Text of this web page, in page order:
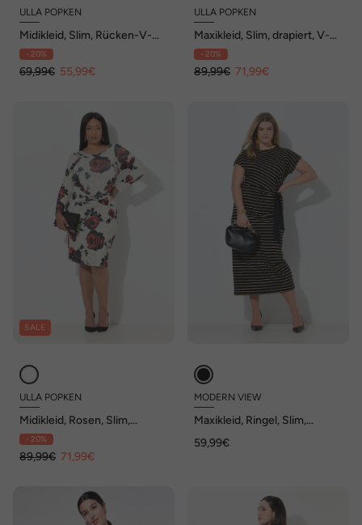
ULLA POPKEN
Midikleid, Slim, Rücken-V-
Ausschnitt, Langarm
- 20%
69,99€ 55,99€
ULLA POPKEN
Maxikleid, Slim, drapiert, V-
Ausschnitt, Dolmanärmel
- 20%
89,99€ 71,99€
SALE
ULLA POPKEN
Midikleid, Rosen, Slim,
Rücken-V-Ausschnitt,
Langarm
- 20%
89,99€ 71,99€
MODERN VIEW
Maxikleid, Ringel, Slim,
59,99€